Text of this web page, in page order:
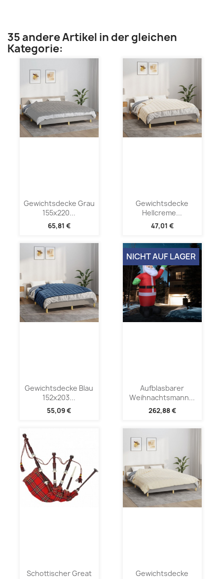
35 andere Artikel in der gleichen
Kategorie:
Gewichtsdecke Grau
155x220...
65,81 €
Gewichtsdecke
Hellcreme...
47,01 €
Gewichtsdecke Blau
152x203...
55,09 €
Aufblasbarer
Weihnachtsmann...
262,88 €
NICHT AUF LAGER
Schottischer Great
Gewichtsdecke